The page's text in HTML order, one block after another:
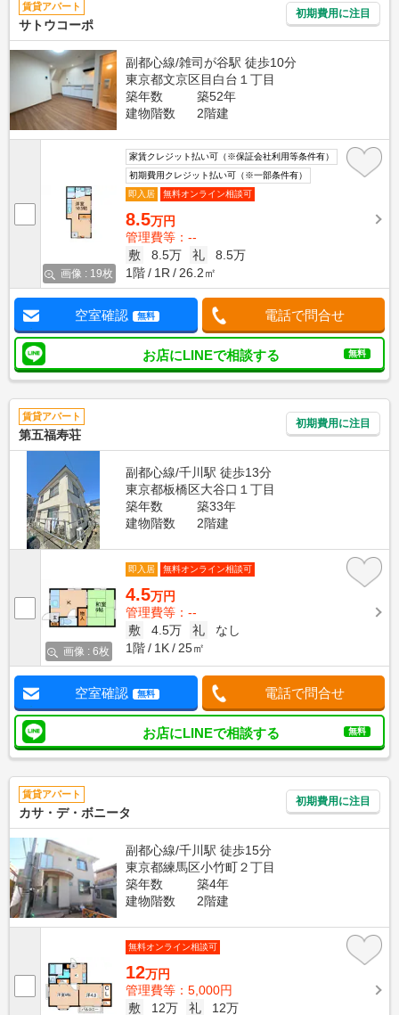
賃貸アパート
サトウコーポ
初期費用に注目
副都心線/雑司が谷駅 徒歩10分
東京都文京区目白台１丁目
築年数
築52年
建物階数
2階建
画像 : 19枚
家賃クレジット払い可（※保証会社利用等条件有）
初期費用クレジット払い可（※一部条件有）
即入居
無料オンライン相談可
8.5万円
管理費等：--
敷
8.5万 礼
8.5万
1階
1R 26.2㎡
空室確認 無料 電話で問合せ
お店にLINEで相談する 無料
賃貸アパート
第五福寿荘
初期費用に注目
副都心線/千川駅 徒歩13分
東京都板橋区大谷口１丁目
築年数
築33年
建物階数
2階建
画像 : 6枚
即入居 無料オンライン相談可
4.5万円
管理費等：--
敷
4.5万 礼
なし
1階
1K 25㎡
空室確認 無料 電話で問合せ
お店にLINEで相談する 無料
賃貸アパート
カサ・デ・ボニータ
初期費用に注目
副都心線/千川駅 徒歩15分
東京都練馬区小竹町２丁目
築年数
築4年
建物階数
2階建
無料オンライン相談可
12万円
管理費等：5,000円
敷
12万 礼
12万